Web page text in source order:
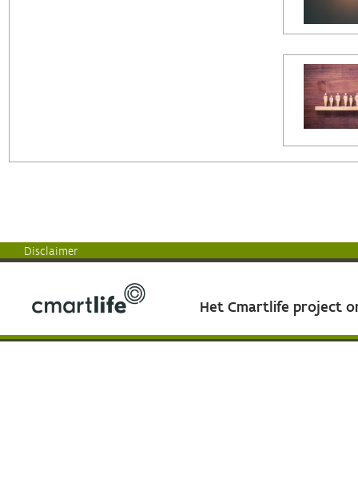
Disclaimer
Het Cmartlife project